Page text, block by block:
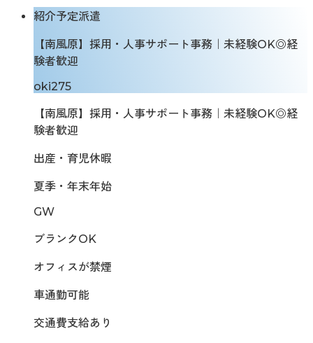
紹介予定派遣
【南風原】採用・人事サポート事務｜未経験OK◎経
験者歓迎
oki275
【南風原】採用・人事サポート事務｜未経験OK◎経
験者歓迎
出産・育児休暇
夏季・年末年始
GW
ブランクOK
オフィスが禁煙
車通勤可能
交通費支給あり